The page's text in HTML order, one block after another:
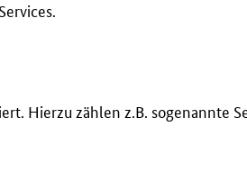
Hierzu zählen z.B. sogenannte